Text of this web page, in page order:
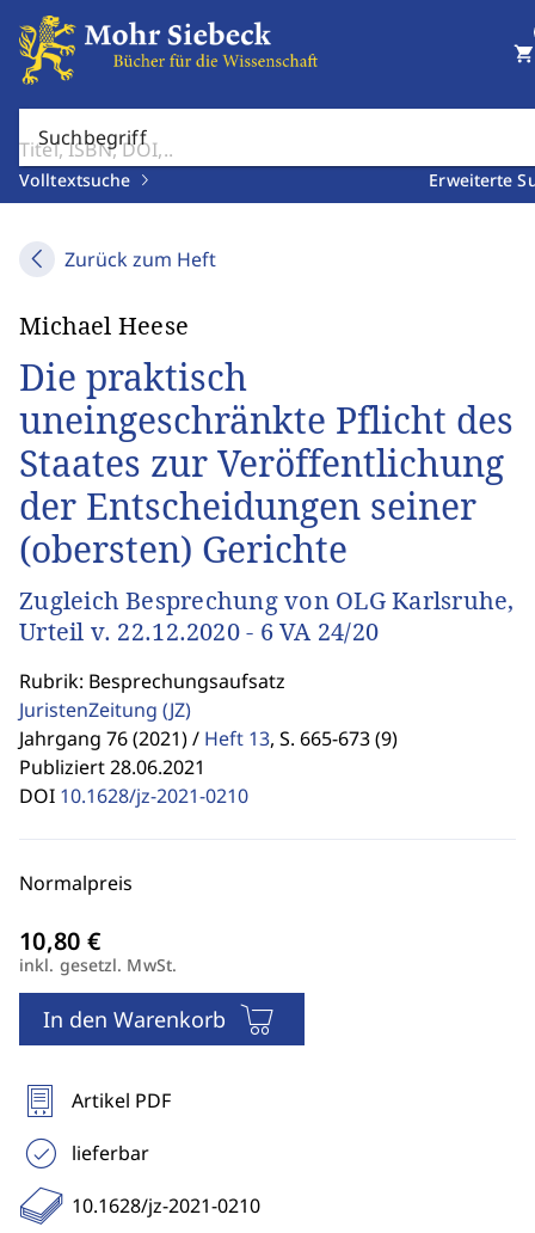
Suchbegriff
Volltextsuche Erweiterte
shopping_cart
Zurück zum Heft
Michael Heese
Die praktisch
uneingeschränkte Pflicht des
Staates zur Veröffentlichung
der Entscheidungen seiner
(obersten) Gerichte
Zugleich Besprechung von OLG Karlsruhe,
Urteil v. 22.12.2020 - 6 VA 24/20
Rubrik: Besprechungsaufsatz
JuristenZeitung (JZ)
Jahrgang 76 (2021) / Heft 13, S. 665-673 (9)
Publiziert 28.06.2021
DOI 10.1628/jz-2021-0210
Normalpreis
inkl. gesetzl. MwSt.
In den Warenkorb
Artikel PDF
lieferbar
10.1628/jz-2021-0210